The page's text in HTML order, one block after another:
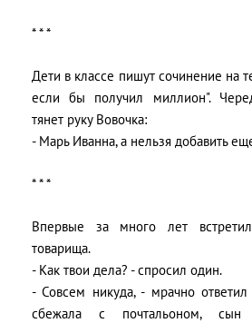
* * *
Дети в классе пишут сочинение на
если бы получил миллион".
тянет руку Вовочка:
- Марь Иванна, а нельзя добавить
* * *
Впервые за много лет
товарища.
- Как твои дела? - спросил один.
- Совсем никуда, - мрачно
сбежала с почтальоном, сын